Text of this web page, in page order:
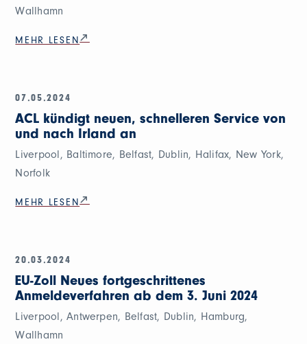
Wallhamn
MEHR LESEN
07.05.2024
ACL kündigt neuen, schnelleren Service von
und nach Irland an
Liverpool, Baltimore, Belfast, Dublin, Halifax, New York,
Norfolk
MEHR LESEN
20.03.2024
EU-Zoll Neues fortgeschrittenes
Anmeldeverfahren ab dem 3. Juni 2024
Liverpool, Antwerpen, Belfast, Dublin, Hamburg,
Wallhamn